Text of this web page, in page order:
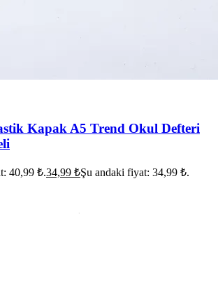
Kapak A5 Trend Okul Defteri
40,99 ₺.34,99 ₺Şu andaki fiyat: 34,99 ₺.